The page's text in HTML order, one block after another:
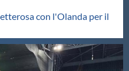
con l'Olanda per il